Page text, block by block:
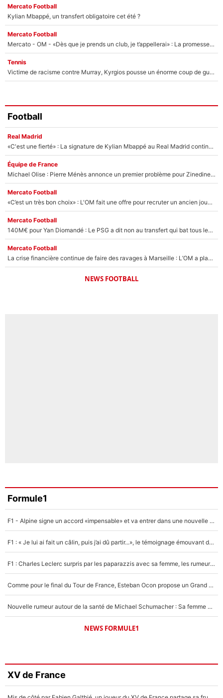
Mercato Football
Kylian Mbappé, un transfert obligatoire cet été ?
Mercato Football
Mercato - OM - «Dès que je prends un club, je t’appellerai» : La promesse de Marcelino au moment de claquer la porte
Tennis
Victime de racisme contre Murray, Kyrgios pousse un énorme coup de gueule !
Football
Real Madrid
«C'est une fierté» : La signature de Kylian Mbappé au Real Madrid continue de régaler l'Espagne
Équipe de France
Michael Olise : Pierre Ménès annonce un premier problème pour Zinedine Zidane en équipe de France
Mercato Football
«C’est un très bon choix» : L'OM fait une offre pour recruter un ancien joueur du PSG... et c'est validé dans l'After Foot !
Mercato Football
140M€ pour Yan Diomandé : Le PSG a dit non au transfert qui bat tous les records sur le mercato
Mercato Football
La crise financière continue de faire des ravages à Marseille : L’OM a placé 12 joueurs sur le marché des transferts… et ça pourrait lui rapporter près de 100M€ !
NEWS FOOTBALL
Formule1
F1 - Alpine signe un accord «impensable» et va entrer dans une nouvelle dimension : Grande nouvelle pour Pierre Gasly !
F1 : « Je lui ai fait un câlin, puis j’ai dû partir...», le témoignage émouvant de Max Verstappen sur sa fille
F1 : Charles Leclerc surpris par les paparazzis avec sa femme, les rumeurs étaient vraies !
Comme pour le final du Tour de France, Esteban Ocon propose un Grand Prix de Formule 1 à Paris : «Autour de l’Arc de Triomphe, ce serait génial» !
Nouvelle rumeur autour de la santé de Michael Schumacher : Sa femme Corinna sort du silence
NEWS FORMULE1
XV de France